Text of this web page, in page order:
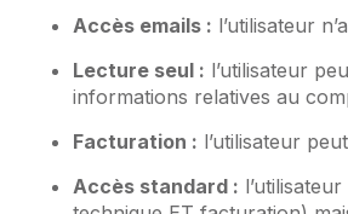
Accès emails : l’utilisateur
Lecture seul : l’utilisateur
informations relatives au
Facturation : l’utilisateur
Accès standard :